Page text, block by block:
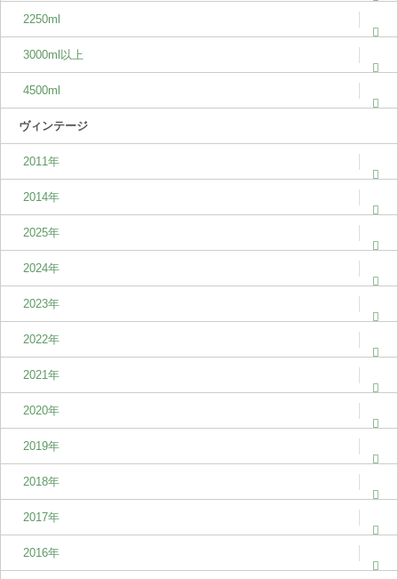
2250ml
3000ml以上
4500ml
ヴィンテージ
2011年
2014年
2025年
2024年
2023年
2022年
2021年
2020年
2019年
2018年
2017年
2016年